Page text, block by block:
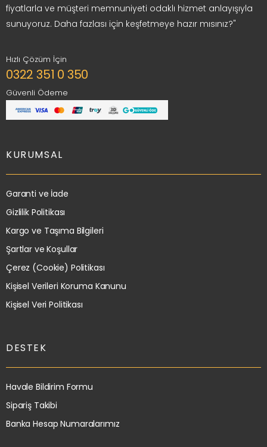
fiyatlarla ve müşteri memnuniyeti odaklı hizmet anlayışıyla
sunuyoruz. Daha fazlası için keşfetmeye hazır mısınız?"
Hızlı Çözüm İçin
0322 351 0 350
Güvenli Ödeme
KURUMSAL
Garanti ve İade
Gizlilik Politikası
Kargo ve Taşıma Bilgileri
Şartlar ve Koşullar
Çerez (Cookie) Politikası
Kişisel Verileri Koruma Kanunu
Kişisel Veri Politikası
DESTEK
Havale Bildirim Formu
Sipariş Takibi
Banka Hesap Numaralarımız